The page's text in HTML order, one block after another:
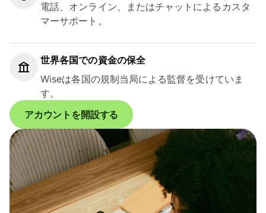
電話、オンライン、またはチャットによるカスタ
マーサポート。
世界各国での資金の保全
Wiseは各国の規制当局による監督を受けていま
す。
アカウントを開設する